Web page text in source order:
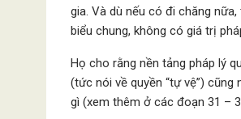
gia. Và dù nếu có đi chăng
biểu chung, không có giá trị
Họ cho rằng nền tảng pháp lý
(tức nói về quyền “tự vệ”)
gì (xem thêm ở các đoạn 31 –